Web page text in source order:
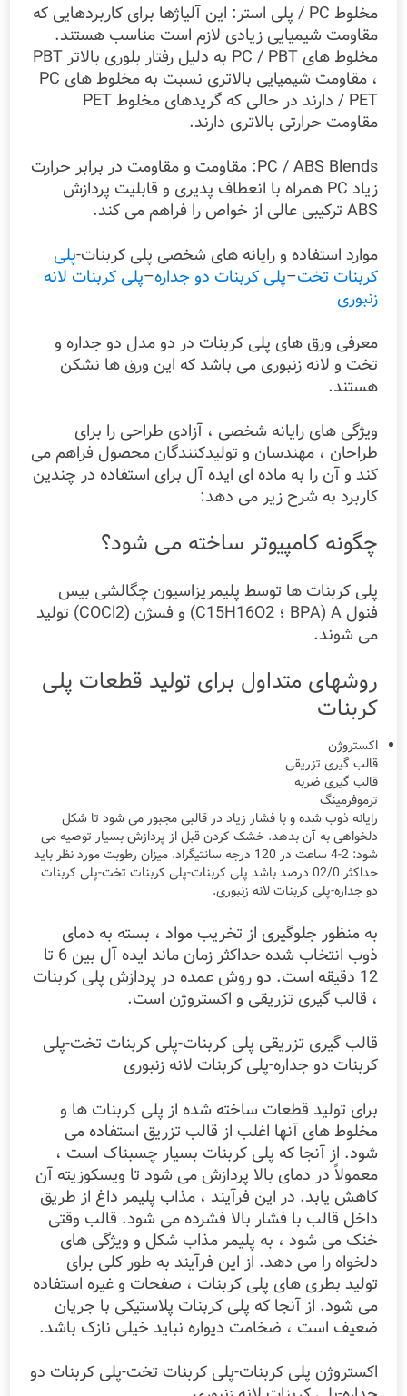
مخلوط PC / پلی استر: این آلیاژها برای کاربردهایی که
مقاومت شیمیایی زیادی لازم است مناسب هستند.
مخلوط های PC / PBT به دلیل رفتار بلوری بالاتر PBT
، مقاومت شیمیایی بالاتری نسبت به مخلوط های PC
/ PET دارند در حالی که گریدهای مخلوط PET
مقاومت حرارتی بالاتری دارند.
PC / ABS Blends: مقاومت و مقاومت در برابر حرارت
زیاد PC همراه با انعطاف پذیری و قابلیت پردازش
ABS ترکیبی عالی از خواص را فراهم می کند.
موارد استفاده و رایانه های شخصی پلی کربنات-پلی
کربنات تخت–پلی کربنات دو جداره–پلی کربنات لانه
زنبوری
معرفی ورق های پلی کربنات در دو مدل دو جداره و
تخت و لانه زنبوری می باشد که این ورق ها نشکن
هستند.
ویژگی های رایانه شخصی ، آزادی طراحی را برای
طراحان ، مهندسان و تولیدکنندگان محصول فراهم می
کند و آن را به ماده ای ایده آل برای استفاده در چندین
کاربرد به شرح زیر می دهد:
چگونه کامپیوتر ساخته می شود؟
پلی کربنات ها توسط پلیمریزاسیون چگالشی بیس
فنول A (BPA ؛ C15H16O2) و فسژن (COCl2) تولید
می شوند.
روشهای متداول برای تولید قطعات پلی
کربنات
اکستروژن
قالب گیری تزریقی
قالب گیری ضربه
ترموفرمینگ
رایانه ذوب شده و با فشار زیاد در قالبی مجبور می شود تا شکل
دلخواهی به آن بدهد. خشک کردن قبل از پردازش بسیار توصیه می
شود: 2-4 ساعت در 120 درجه سانتیگراد. میزان رطوبت مورد نظر باید
حداکثر 02/0 درصد باشد پلی کربنات-پلی کربنات تخت-پلی کربنات
دو جداره-پلی کربنات لانه زنبوری.
به منظور جلوگیری از تخریب مواد ، بسته به دمای
ذوب انتخاب شده حداکثر زمان ماند ایده آل بین 6 تا
12 دقیقه است. دو روش عمده در پردازش پلی کربنات
، قالب گیری تزریقی و اکستروژن است.
قالب گیری تزریقی پلی کربنات-پلی کربنات تخت-پلی
کربنات دو جداره-پلی کربنات لانه زنبوری
برای تولید قطعات ساخته شده از پلی کربنات ها و
مخلوط های آنها اغلب از قالب تزریق استفاده می
شود. از آنجا که پلی کربنات بسیار چسبناک است ،
معمولاً در دمای بالا پردازش می شود تا ویسکوزیته آن
کاهش یابد. در این فرآیند ، مذاب پلیمر داغ از طریق
داخل قالب با فشار بالا فشرده می شود. قالب وقتی
خنک می شود ، به پلیمر مذاب شکل و ویژگی های
دلخواه را می دهد. از این فرآیند به طور کلی برای
تولید بطری های پلی کربنات ، صفحات و غیره استفاده
می شود. از آنجا که پلی کربنات پلاستیکی با جریان
ضعیف است ، ضخامت دیواره نباید خیلی نازک باشد.
اکستروژن پلی کربنات-پلی کربنات تخت-پلی کربنات دو